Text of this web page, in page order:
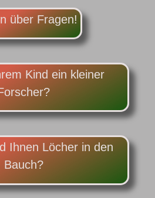
über Fragen!
Kind ein kleiner
Ihnen Löcher in den
Bauch?